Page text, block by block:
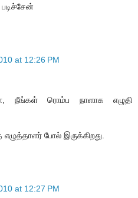
at 12:26 PM
நீங்கள் ரொம்ப நாளாக எழுதி
போல் இருக்கிறது.
at 12:27 PM